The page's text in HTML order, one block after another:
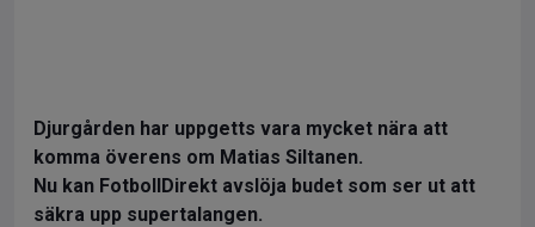
Djurgården har uppgetts vara mycket nära att
komma överens om Matias Siltanen.
Nu kan FotbollDirekt avslöja budet som ser ut att
säkra upp supertalangen.